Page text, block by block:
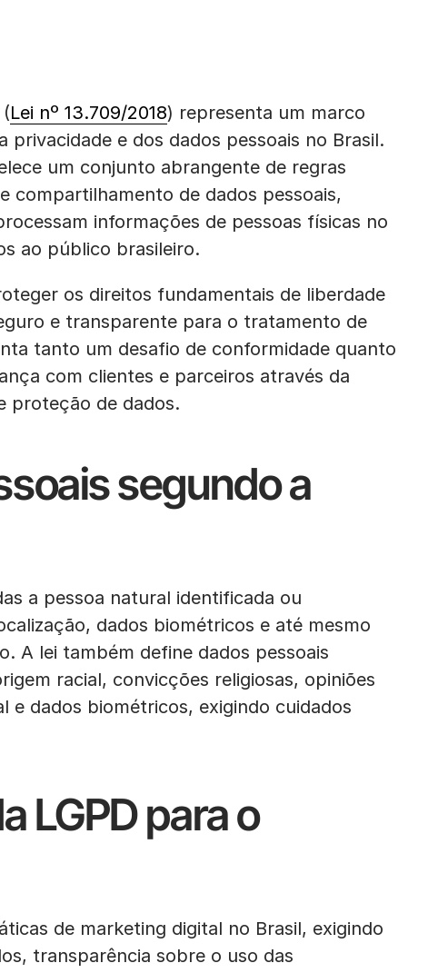
Lei nº 13.709/2018) representa um marco
e dos dados pessoais no Brasil.
um conjunto abrangente de regras
compartilhamento de dados pessoais,
informações de pessoas físicas no
ao público brasileiro.
os direitos fundamentais de liberdade
e transparente para o tratamento de
tanto um desafio de conformidade quanto
com clientes e parceiros através da
proteção de dados.
segundo a
a pessoa natural identificada ou
dados biométricos e até mesmo
A lei também define dados pessoais
racial, convicções religiosas, opiniões
e dados biométricos, exigindo cuidados
LGPD para o
de marketing digital no Brasil, exigindo
transparência sobre o uso das